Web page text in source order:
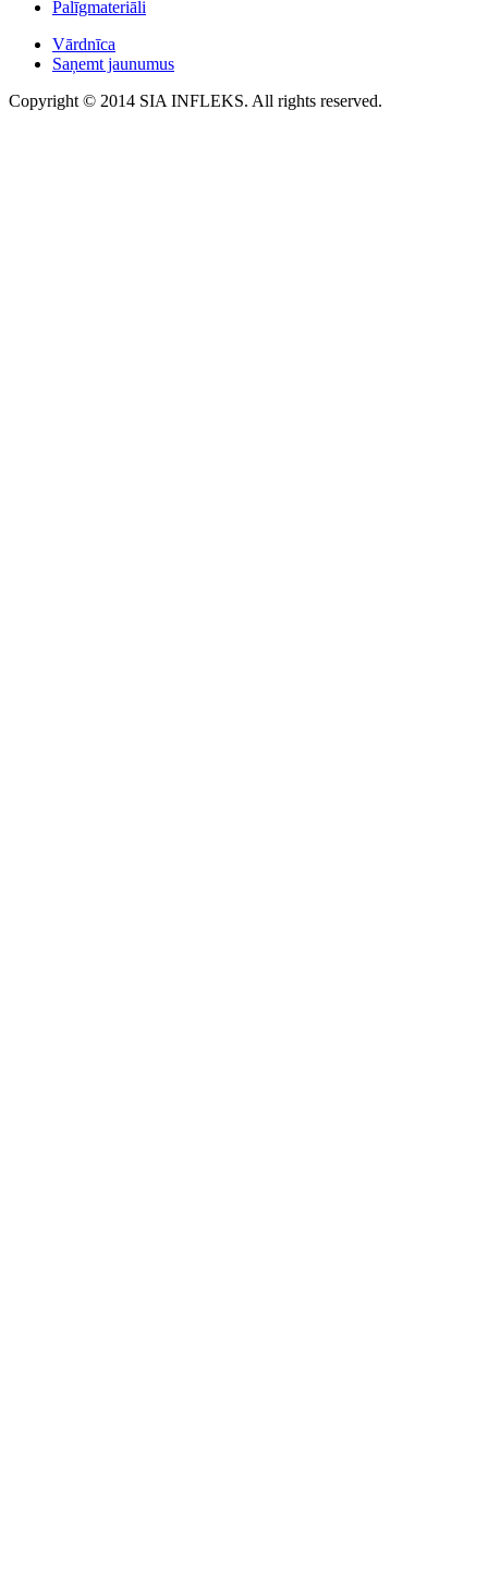
Palīgmateriāli
Vārdnīca
Saņemt jaunumus
Copyright © 2014 SIA INFLEKS. All rights reserved.